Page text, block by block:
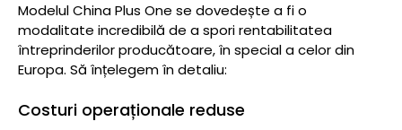
Modelul China Plus One se dovedește a fi o
modalitate incredibilă de a spori rentabilitatea
întreprinderilor producătoare, în special a celor din
Europa. Să înțelegem în detaliu:
Costuri operaționale reduse